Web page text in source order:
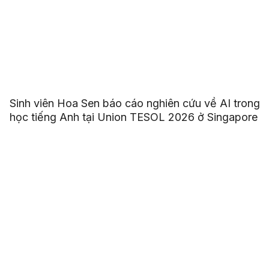
Sinh viên Hoa Sen báo cáo nghiên cứu về AI trong
học tiếng Anh tại Union TESOL 2026 ở Singapore